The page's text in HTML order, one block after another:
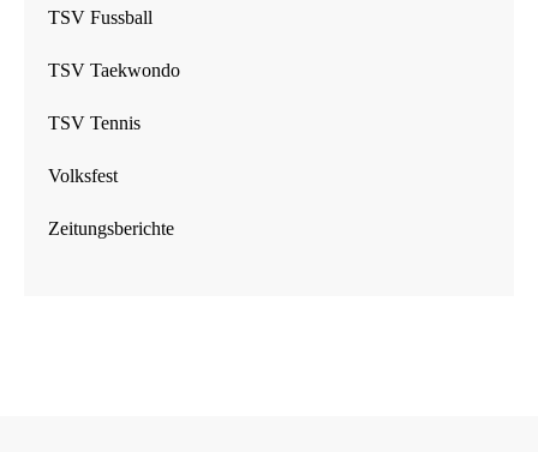
TSV Fussball
TSV Taekwondo
TSV Tennis
Volksfest
Zeitungsberichte